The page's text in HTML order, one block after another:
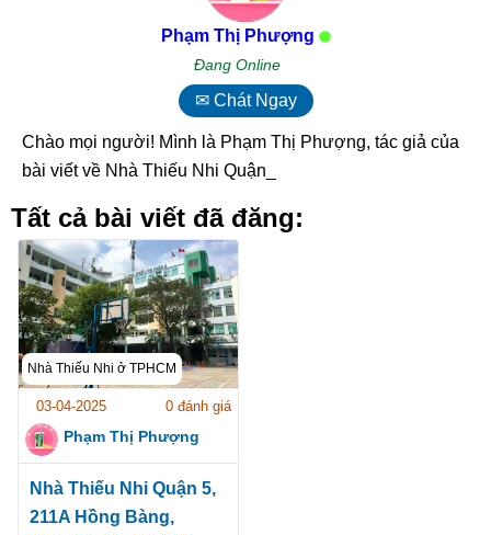
Phạm Thị Phượng
Đang Online
✉ Chát Ngay
Chào mọi người! Mình là Phạm Thị Phượng, tác giả của
bài viết về Nhà Thiếu Nhi Quận 5_
Tất cả bài viết đã đăng:
Nhà Thiếu Nhi ở TPHCM
03-04-2025 0 đánh giá
Phạm Thị Phượng
Nhà Thiếu Nhi Quận 5,
211A Hồng Bàng,